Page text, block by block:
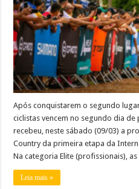
Após conquistarem o segundo
ciclistas vencem no segundo dia
recebeu, neste sábado (09/03) a
Country da primeira etapa da
Na categoria Elite (profissionais),
Leia mais »